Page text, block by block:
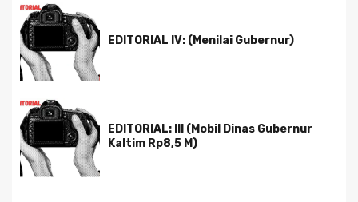
EDITORIAL IV: (Menilai Gubernur)
EDITORIAL: III (Mobil Dinas Gubernur
Kaltim Rp8,5 M)